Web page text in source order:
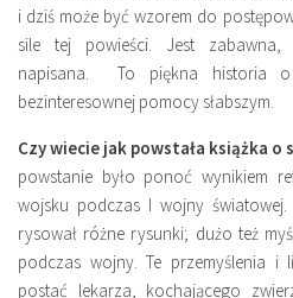
i dziś może być wzorem do
sile tej powieści. Jest zabawna,
napisana. To piękna historia
bezinteresownej pomocy słabszym.
Czy wiecie jak powstała książka
powstanie było ponoć wynikiem
wojsku podczas I wojny
rysował różne rysunki; dużo też
podczas wojny. Te przemyślenia i
postać lekarza, kochającego